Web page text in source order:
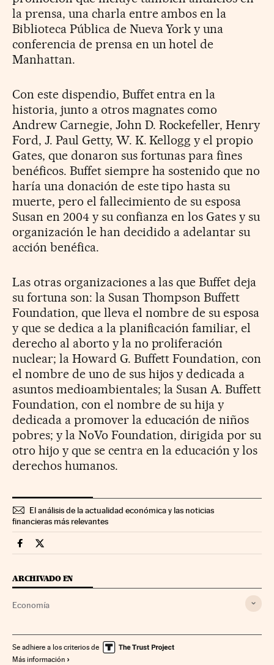
la prensa, una charla entre ambos en la
Biblioteca Pública de Nueva York y una
conferencia de prensa en un hotel de
Manhattan.
Con este dispendio, Buffet entra en la
historia, junto a otros magnates como
Andrew Carnegie, John D. Rockefeller, Henry
Ford, J. Paul Getty, W. K. Kellogg y el propio
Gates, que donaron sus fortunas para fines
benéficos. Buffet siempre ha sostenido que no
haría una donación de este tipo hasta su
muerte, pero el fallecimiento de su esposa
Susan en 2004 y su confianza en los Gates y su
organización le han decidido a adelantar su
acción benéfica.
Las otras organizaciones a las que Buffet deja
su fortuna son: la Susan Thompson Buffett
Foundation, que lleva el nombre de su esposa
y que se dedica a la planificación familiar, el
derecho al aborto y la no proliferación
nuclear; la Howard G. Buffett Foundation, con
el nombre de uno de sus hijos y dedicada a
asuntos medioambientales; la Susan A. Buffett
Foundation, con el nombre de su hija y
dedicada a promover la educación de niños
pobres; y la NoVo Foundation, dirigida por su
otro hijo y que se centra en la educación y los
derechos humanos.
El análisis de la actualidad económica y las noticias
financieras más relevantes
Economia Cinco Días en Facebook
Economia Cinco Días en Twitter
ARCHIVADO EN
Economía
Se adhiere a los criterios de
Más información